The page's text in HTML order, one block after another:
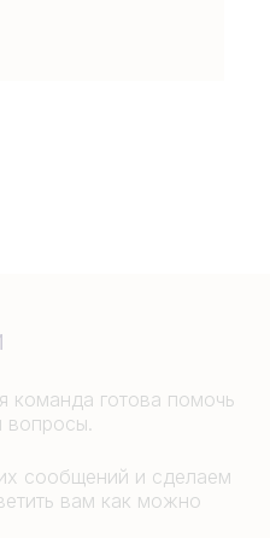
команда готова помочь
вопросы.
сообщений и сделаем
вам как можно